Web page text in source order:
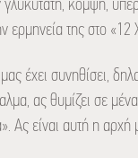
γλυκύτατη, κομψή,
ερμηνεία της στο
έχει συνηθίσει,
ας θυμίζει σε
Ας είναι αυτή η